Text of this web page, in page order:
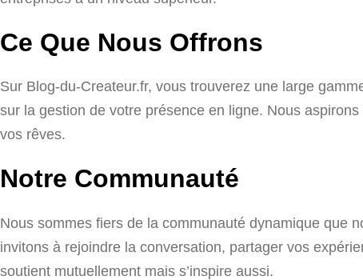
Ce Que Nous Offrons
Sur Blog-du-Createur.fr, vous trouverez une large
sur la gestion de votre présence en ligne. Nous
vos rêves.
Notre Communauté
Nous sommes fiers de la communauté dynamique que
invitons à rejoindre la conversation, partager vos
soutient mutuellement mais s’inspire aussi.